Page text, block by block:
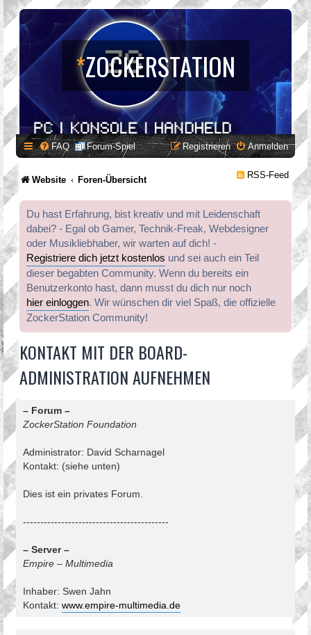
*ZOCKERSTATION
FAQ Forum-Spiel Anmelden
Registrieren
Website Foren-Übersicht RSS-Feed
Du hast Erfahrung, bist kreativ und mit Leidenschaft
dabei? - Egal ob Gamer, Technik-Freak, Webdesigner
oder Musikliebhaber, wir warten auf dich! -
Registriere dich jetzt kostenlos und sei auch ein Teil
dieser begabten Community. Wenn du bereits ein
Benutzerkonto hast, dann musst du dich nur noch
hier einloggen. Wir wünschen dir viel Spaß, die offizielle
ZockerStation Community!
KONTAKT MIT DER BOARD-
ADMINISTRATION AUFNEHMEN
– Forum –
ZockerStation Foundation
Administrator: David Scharnagel
Kontakt: (siehe unten)
Dies ist ein privates Forum.
------------------------------------------
– Server –
Empire – Multimedia
Inhaber: Swen Jahn
Kontakt: www.empire-multimedia.de